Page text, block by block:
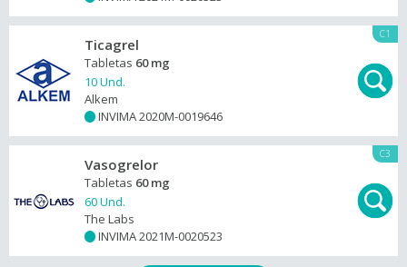
C1
Ticagrel
Tabletas 60 mg
10 Und.
Alkem
INVIMA 2020M-0019646
C3
Vasogrelor
Tabletas 60 mg
60 Und.
The Labs
INVIMA 2021M-0020523